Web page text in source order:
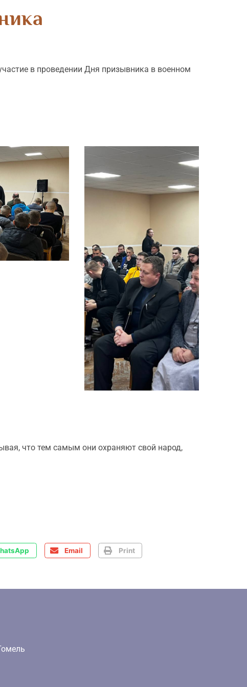
в проведении Дня призывника в военном
что тем самым они охраняют свой народ,
Email Print